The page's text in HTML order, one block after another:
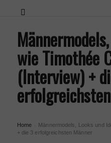
Menü
wie Timothée
(Interview) +
Home
Männermodels, Looks und
+ die 3 erfolgreichsten Männer